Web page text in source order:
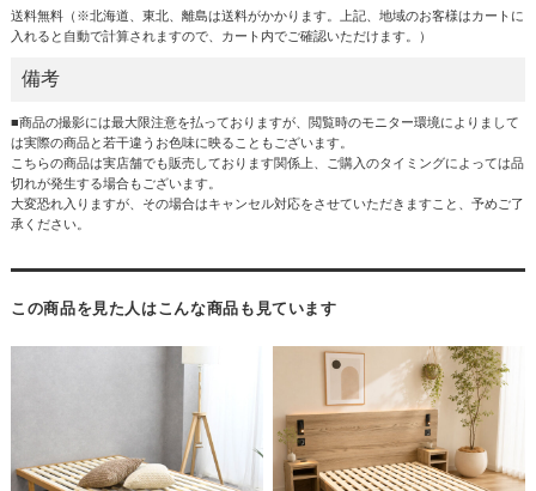
送料無料（※北海道、東北、離島は送料がかかります。上記、地域のお客様はカートに
入れると自動で計算されますので、カート内でご確認いただけます。）
備考
■商品の撮影には最大限注意を払っておりますが、閲覧時のモニター環境によりまして
は実際の商品と若干違うお色味に映ることもございます。
こちらの商品は実店舗でも販売しております関係上、ご購入のタイミングによっては品
切れが発生する場合もございます。
大変恐れ入りますが、その場合はキャンセル対応をさせていただきますこと、予めご了
承ください。
この商品を見た人はこんな商品も見ています